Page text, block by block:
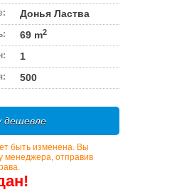
Донья Ластва
69 m2
1
500
дешевле
быть изменена. Вы
менеджера, отправив